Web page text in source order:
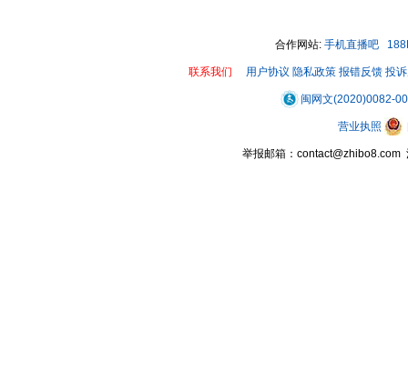
合作网站: 手机直播吧
联系我们 用户协议 隐私政策 报错反馈 投
闽网文(2020)0082-
营业执照
举报邮箱：